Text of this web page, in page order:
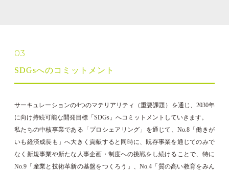
03
SDGsへのコミットメント
サーキュレーションの4つのマテリアリティ（重要課題）を通じ、2030年
に向け持続可能な開発目標「SDGs」へコミットメントしていきます。
私たちの中核事業である「プロシェアリング」を通じて、No.8「働きが
いも経済成長も」へ大きく貢献すると同時に、既存事業を通じてのみで
なく新規事業や新たな人事企画・制度への挑戦をし続けることで、特に
No.9「産業と技術革新の基盤をつくろう」、No.4「質の高い教育をみん